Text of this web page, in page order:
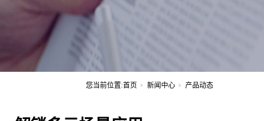
您当前位置:首页 新闻中心 产品动态